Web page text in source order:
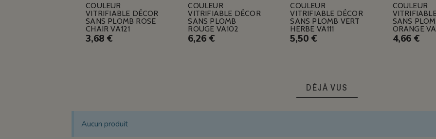
COULEUR
VITRIFIABLE DÉCOR
SANS PLOMB ROSE
CHAIR VA121
3,68 €
COULEUR
VITRIFIABLE DÉCOR
SANS PLOMB
ROUGE VA102
6,26 €
COULEUR
VITRIFIABLE DÉCOR
SANS PLOMB VERT
HERBE VA111
5,50 €
COULEUR
SANS
ORANGE
4,66 €
DÉJÀ VUS
Aucun produit